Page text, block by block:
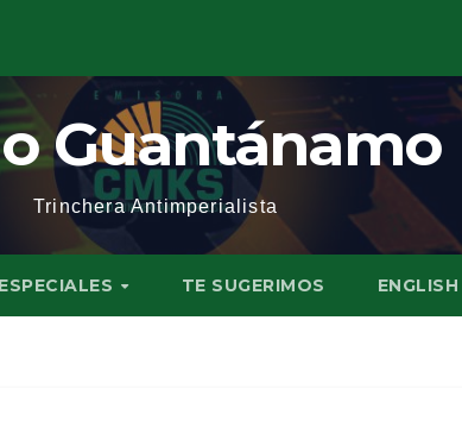
Guantánamo
Trinchera Antimperialista
ESPECIALES TE SUGERIMOS ENGLISH